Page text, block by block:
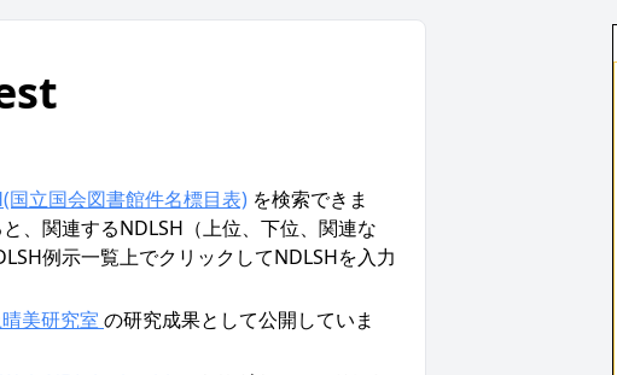
国立国会図書館件名標目表) を検索できま
、関連するNDLSH（上位、下位、関連な
例示一覧上でクリックしてNDLSHを入力
美研究室 の研究成果として公開していま